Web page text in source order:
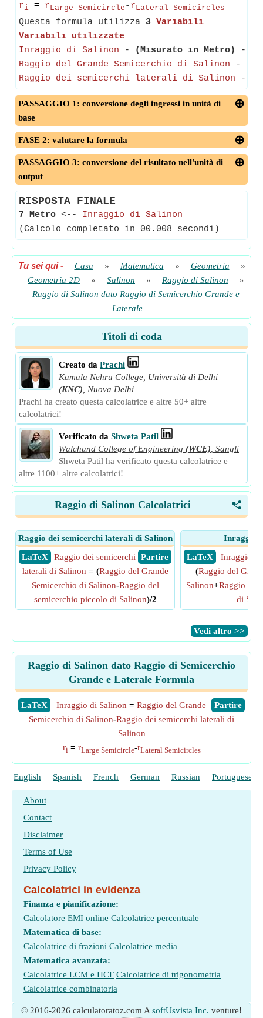
ri = rLarge Semicircle -rLateral Semicircles
Questa formula utilizza 3 Variabili
Variabili utilizzate
Inraggio di Salinon - (Misurato in Metro)
-
Raggio del Grande Semicerchio di Salinon -
Raggio dei semicerchi laterali di Salinon -
PASSAGGIO 1: conversione degli ingressi in unità di
base
FASE 2: valutare la formula
PASSAGGIO 3: conversione del risultato nell'unità di
output
RISPOSTA FINALE
7 Metro <-- Inraggio di Salinon
(Calcolo completato in 00.008 secondi)
Tu sei qui- Casa » Matematica » Geometria
»
Geometria 2D
» Salinon » Raggio di Salinon
»
Raggio di Salinon dato Raggio di Semicerchio Grande e
Laterale
Titoli di coda
Creato da Prachi
Kamala Nehru College, Università di Delhi
(KNC)
Nuova Delhi
Prachi ha creato questa calcolatrice e altre 50+ altre
calcolatrici!
Verificato da Shweta Patil
Walchand College of Engineering (WCE) Sangli
Shweta Patil ha verificato questa calcolatrice e
altre 1100+ altre calcolatrici!
<
Raggio di Salinon Calcolatrici
Raggio dei semicerchi laterali di Salinon
​ LaTeX
​ Partire
Raggio dei semicerchi
laterali di Salinon = (Raggio del Grande
Semicerchio di Salinon-Raggio del
semicerchio piccolo di Salinon)/2
Inraggio
​ LaTeX
Inraggio di
(Raggio del
Salinon+Raggio del
di
​Vedi altro >>
Raggio di Salinon dato Raggio di Semicerchio
Grande e Laterale Formula
​LaTeX ​Partire
Inraggio di Salinon = Raggio del Grande
Semicerchio di Salinon-Raggio dei semicerchi laterali di
Salinon
ri = rLarge Semicircle-rLateral Semicircles
English Spanish French German Russian Portuguese
About
Contact
Disclaimer
Terms of Use
Privacy Policy
Calcolatrici in evidenza
Finanza e pianificazione:
Calcolatore EMI online Calcolatrice percentuale
Matematica di base:
Calcolatrice di frazioni Calcolatrice media
Matematica avanzata:
Calcolatrice LCM e HCF Calcolatrice di trigonometria
Calcolatrice combinatoria
© 2016-2026 calculatoratoz.com A softUsvista Inc. venture!